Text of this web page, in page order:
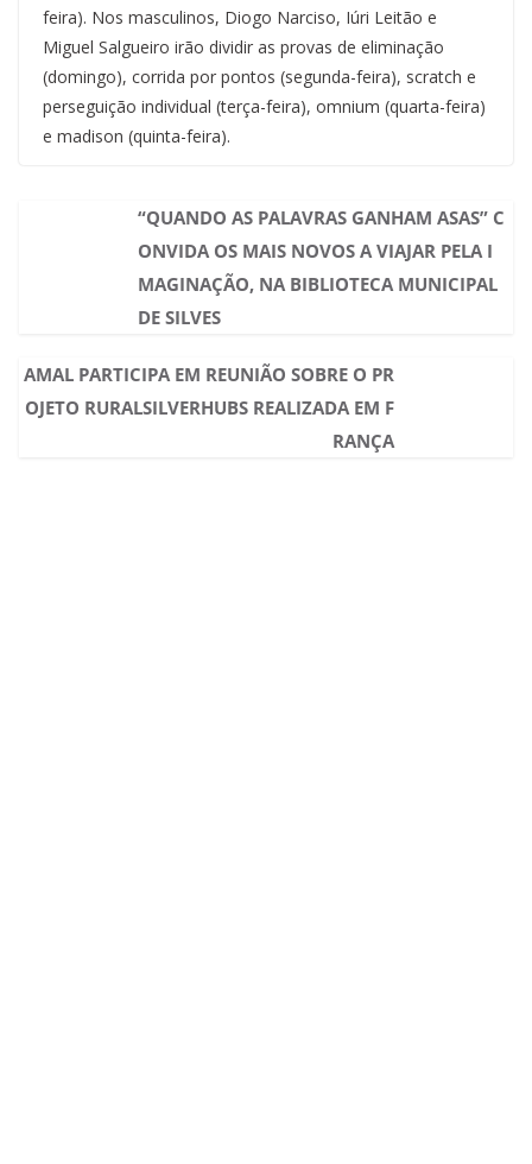
feira). Nos masculinos, Diogo Narciso, Iúri Leitão e
Miguel Salgueiro irão dividir as provas de eliminação
(domingo), corrida por pontos (segunda-feira), scratch e
perseguição individual (terça-feira), omnium (quarta-feira)
e madison (quinta-feira).
“QUANDO AS PALAVRAS GANHAM ASAS” C
ONVIDA OS MAIS NOVOS A VIAJAR PELA I
MAGINAÇÃO, NA BIBLIOTECA MUNICIPAL
DE SILVES
AMAL PARTICIPA EM REUNIÃO SOBRE O PR
OJETO RURALSILVERHUBS REALIZADA EM F
RANÇA